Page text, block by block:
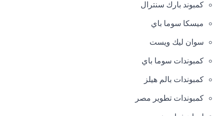
كمبوند بارك سنترال
ميسكا سوما باي
سوان ليك ويست
كمبوندات سوما باي
كمبوندات بالم هيلز
كمبوندات تطوير مصر